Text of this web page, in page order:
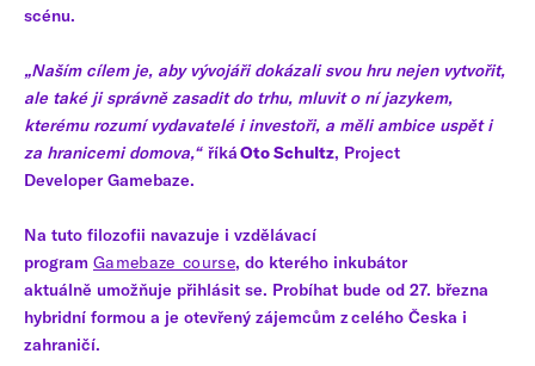
scénu.
„Naším cílem je, aby vývojáři dokázali svou hru nejen vytvořit,
ale také ji správně zasadit do trhu, mluvit o ní jazykem,
kterému rozumí vydavatelé i investoři, a měli ambice uspět i
za hranicemi domova,“říkáOto Schultz, Project
Developer Gamebaze.
Na tuto filozofii navazuje i vzdělávací
program Gamebaze_course, do kterého inkubátor
aktuálně umožňuje přihlásit se. Probíhat bude od 27. března
hybridní formou a je otevřený zájemcům z celého Česka i
zahraničí.